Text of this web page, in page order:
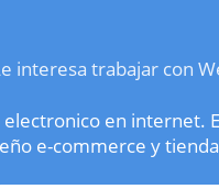
interesa trabajar con
en internet.
e-commerce y